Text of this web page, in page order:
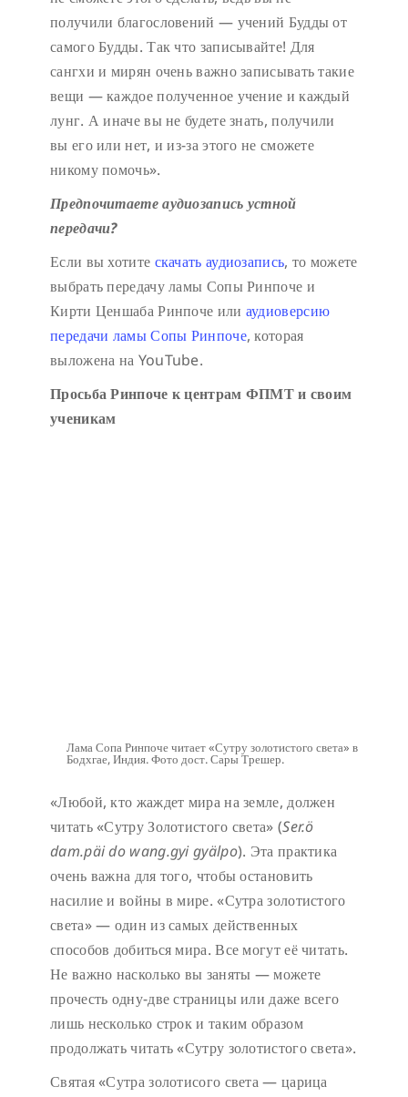
получили благословений — учений Будды от
самого Будды. Так что записывайте! Для
сангхи и мирян очень важно записывать такие
вещи — каждое полученное учение и каждый
лунг. А иначе вы не будете знать, получили
вы его или нет, и из-за этого не сможете
никому помочь».
Предпочитаете аудиозапись устной
передачи?
Если вы хотите скачать аудиозапись, то можете
выбрать передачу ламы Сопы Ринпоче и
Кирти Ценшаба Ринпоче или аудиоверсию
передачи ламы Сопы Ринпоче, которая
выложена на YouTube.
Просьба Ринпоче к центрам ФПМТ и своим
ученикам
Лама Сопа Ринпоче читает «Сутру золотистого света» в
Бодхгае, Индия. Фото дост. Сары Трешер.
«Любой, кто жаждет мира на земле, должен
читать «Сутру Золотистого света» (Ser.ö
dam.päi do wang.gyi gyälpo). Эта практика
очень важна для того, чтобы остановить
насилие и войны в мире. «Сутра золотистого
света» — один из самых действенных
способов добиться мира. Все могут её читать.
Не важно насколько вы заняты — можете
прочесть одну-две страницы или даже всего
лишь несколько строк и таким образом
продолжать читать «Сутру золотистого света».
Святая «Сутра золотисого света — царица